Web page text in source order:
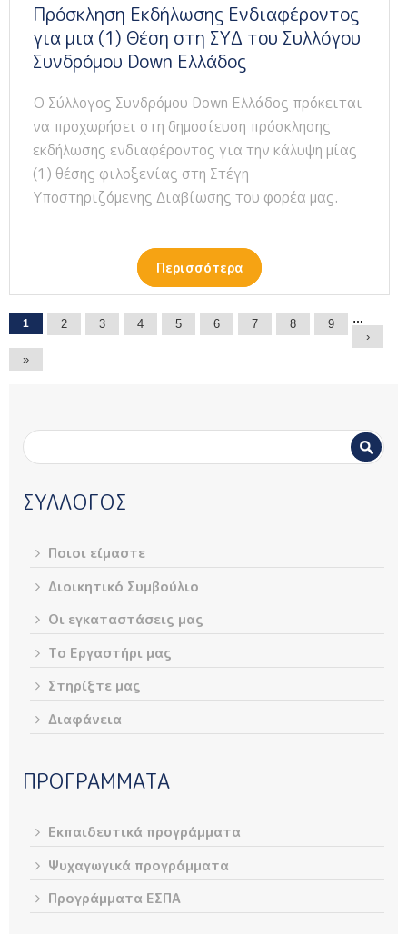
Πρόσκληση Εκδήλωσης Ενδιαφέροντος
για μια (1) Θέση στη ΣΥΔ του Συλλόγου
Συνδρόμου Down Ελλάδος
Ο Σύλλογος Συνδρόμου Down Ελλάδος πρόκειται
να προχωρήσει στη δημοσίευση πρόσκλησης
εκδήλωσης ενδιαφέροντος για την κάλυψη μίας
(1) θέσης φιλοξενίας στη Στέγη
Υποστηριζόμενης Διαβίωσης του φορέα μας.
Περισσότερα
Σελίδες
1 2 3 4 5 6 7 8 9 …
›
»
Φόρμα αναζήτησης
Αναζήτηση
ΣΥΛΛΟΓΟΣ
Ποιοι είμαστε
Διοικητικό Συμβούλιο
Οι εγκαταστάσεις μας
Το Εργαστήρι μας
Στηρίξτε μας
Διαφάνεια
ΠΡΟΓΡΑΜΜΑΤΑ
Εκπαιδευτικά προγράμματα
Ψυχαγωγικά προγράμματα
Προγράμματα ΕΣΠΑ